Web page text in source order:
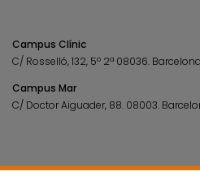
Campus Clínic
C/ Rosselló, 132, 5º 2ª 08036.
Campus Mar
C/ Doctor Aiguader, 88. 08003.